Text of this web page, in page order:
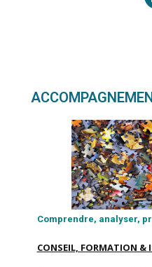
Comprendre, analyser,
CONSEIL, FORMATION &